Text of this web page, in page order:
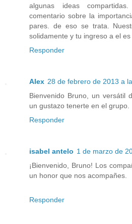
algunas ideas
comentario sobre la
pares. de eso se trata.
solidamente y tu ingreso a el es
Responder
Alex 28 de febrero de 2013 a
Bienvenido Bruno, un versátil
un gustazo tenerte en el grupo.
Responder
isabel antelo 1 de marzo de
¡Bienvenido, Bruno! Los
un honor que nos acompañes.
Responder